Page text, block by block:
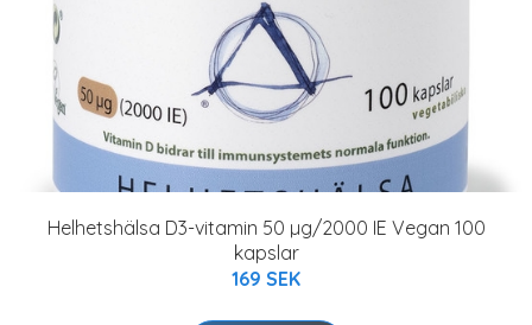
Helhetshälsa D3-vitamin 50 µg/2000 IE Vegan 100
kapslar
169 SEK